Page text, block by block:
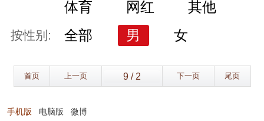
体育
网红 其他
按性别: 全部 男 女
首页 上一页 下一页 尾页
手机版 电脑版 微博